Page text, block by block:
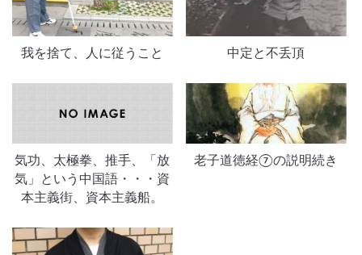
我を捨て、人に従うこと 中定と不丢頂
気功、太極拳、推手、「放
気」という中国語・・・資
本主義街、資本主義船。
老子道徳経⑦の説明続き